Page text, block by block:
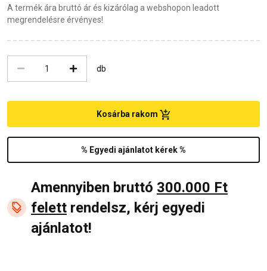
A termék ára bruttó ár és kizárólag a webshopon leadott
megrendelésre érvényes!
db
% Egyedi ajánlatot kérek %
Kosárba rakom
Amennyiben bruttó 300.000 Ft
felett rendelsz, kérj egyedi
ajánlatot!